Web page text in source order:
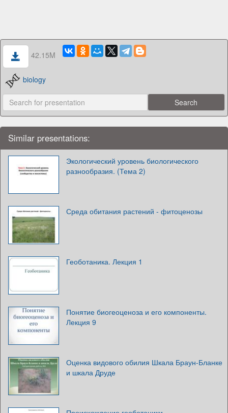
42.15M
biology
Similar presentations:
Экологический уровень биологического
разнообразия. (Тема 2)
Среда обитания растений - фитоценозы
Геоботаника. Лекция 1
Понятие биогеоценоза и его компоненты.
Лекция 9
Оценка видового обилия Шкала Браун-Бланке
и шкала Друде